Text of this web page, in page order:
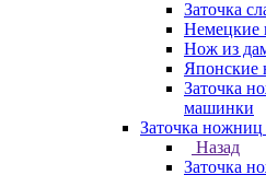
Заточка
Немецкие
Нож из
Японские
Заточка
машинки
Заточка ножниц
Назад
Заточка